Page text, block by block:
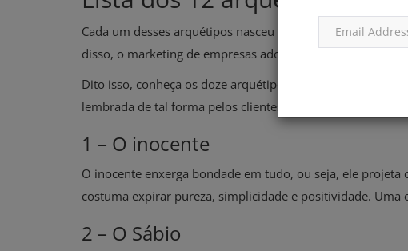
Cada um desses arquétipos nasceu na psicologia, e ainda
disso, o marketing de empresas adotou o conceito para
Dito isso, conheça os doze arquétipos, sua definição e um
lembrada de tal forma pelos clientes:
1 – O inocente
O inocente enxerga bondade em tudo, ou seja, ele
costuma expirar pureza, simplicidade e positividade. Uma
2 – O Sábio